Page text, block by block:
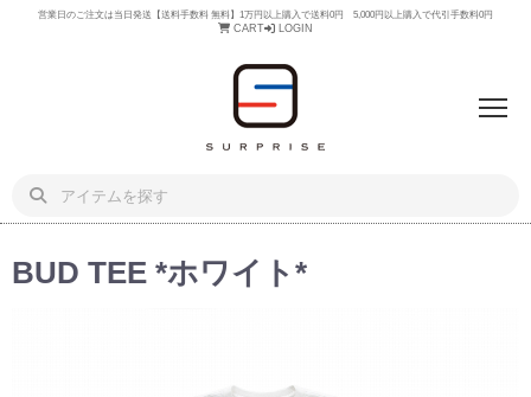
営業日のご注文は当日発送【送料手数料 無料】1万円以上購入で送料0円 5,000円以上購入で代引手数料0円
CART LOGIN
BUD TEE *ホワイト*